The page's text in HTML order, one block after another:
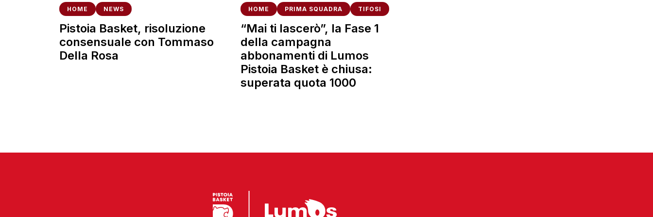
HOME NEWS
Pistoia Basket, risoluzione
consensuale con Tommaso
Della Rosa
HOME PRIMA SQUADRA TIFOSI
“Mai ti lascerò”, la Fase 1
della campagna
abbonamenti di Lumos
Pistoia Basket è chiusa:
superata quota 1000